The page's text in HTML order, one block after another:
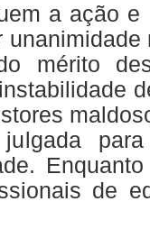
a ação e
unanimidade
mérito
para
de